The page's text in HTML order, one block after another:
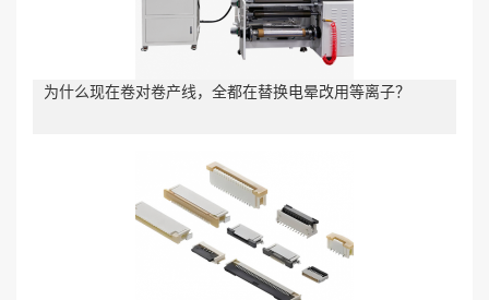
为什么现在卷对卷产线，全都在替换电晕改用等离子？